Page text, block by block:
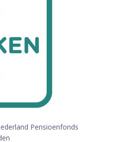
Pensioenfonds